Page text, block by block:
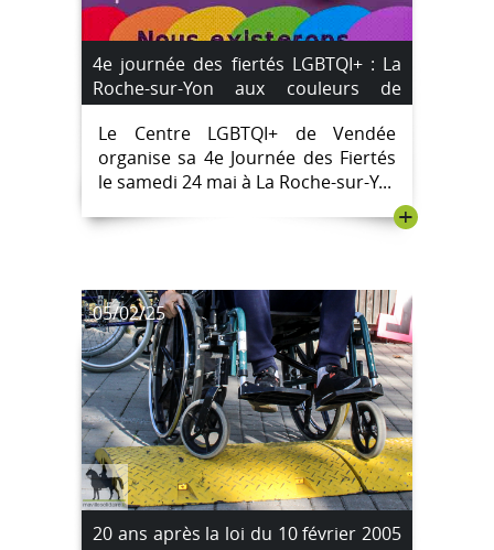
4e journée des fiertés LGBTQI+ : La
Roche-sur-Yon aux couleurs de
l’inclusion #Marche des Fiertés
Le Centre LGBTQI+ de Vendée
organise sa 4e Journée des Fiertés
le samedi 24 mai à La Roche-sur-Y...
+
05/02/25
20 ans après la loi du 10 février 2005